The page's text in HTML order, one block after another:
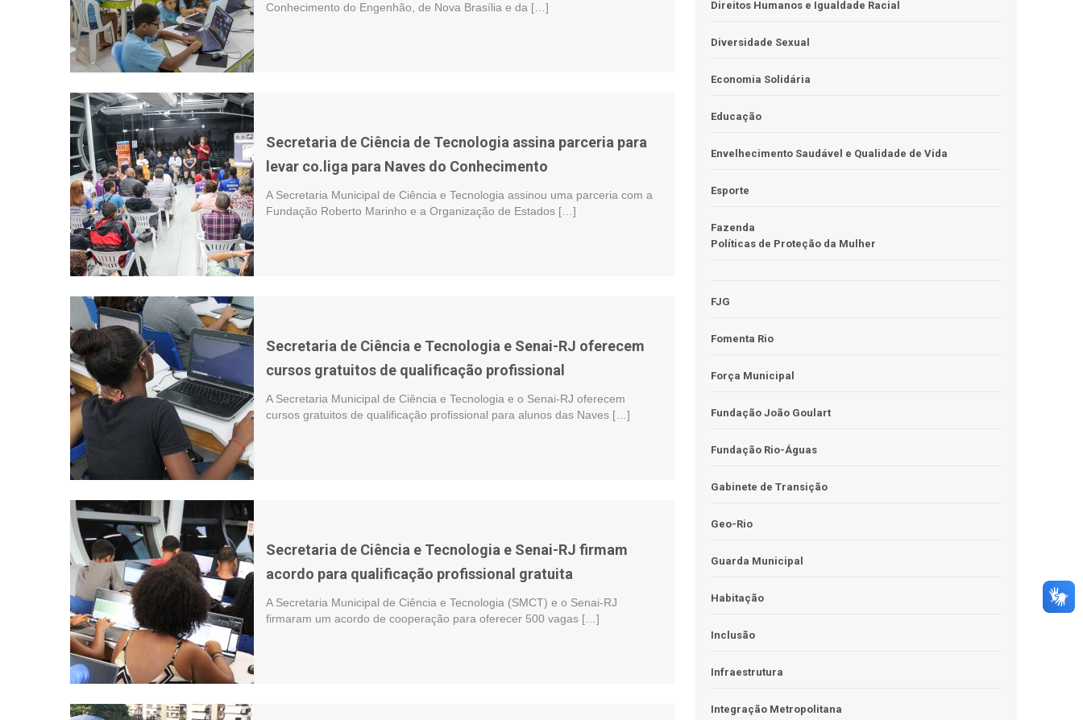
Conhecimento do Engenhão, de Nova Brasília e da […]
Secretaria de Ciência de Tecnologia assina parceria para
levar co.liga para Naves do Conhecimento
A Secretaria Municipal de Ciência e Tecnologia assinou uma parceria com a
Fundação Roberto Marinho e a Organização de Estados […]
Secretaria de Ciência e Tecnologia e Senai-RJ oferecem
cursos gratuitos de qualificação profissional
A Secretaria Municipal de Ciência e Tecnologia e o Senai-RJ oferecem
cursos gratuitos de qualificação profissional para alunos das Naves […]
Secretaria de Ciência e Tecnologia e Senai-RJ firmam
acordo para qualificação profissional gratuita
A Secretaria Municipal de Ciência e Tecnologia (SMCT) e o Senai-RJ
firmaram um acordo de cooperação para oferecer 500 vagas […]
Direitos Humanos e Igualdade Racial
Diversidade Sexual
Economia Solidária
Educação
Envelhecimento Saudável e Qualidade de Vida
Esporte
Fazenda
Políticas de Proteção da Mulher
FJG
Fomenta Rio
Força Municipal
Fundação João Goulart
Fundação Rio-Águas
Gabinete de Transição
Geo-Rio
Guarda Municipal
Habitação
Inclusão
Infraestrutura
Integração Metropolitana